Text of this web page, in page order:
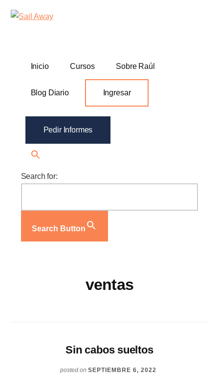
Additional
menu
Sail
Academia
Inicio
Cursos Sobre Raúl
Blog Diario Ingresar
Pedir Informes
Search for:
Search Button
ventas
Sin cabos sueltos
posted onSEPTIEMBRE 6, 2022